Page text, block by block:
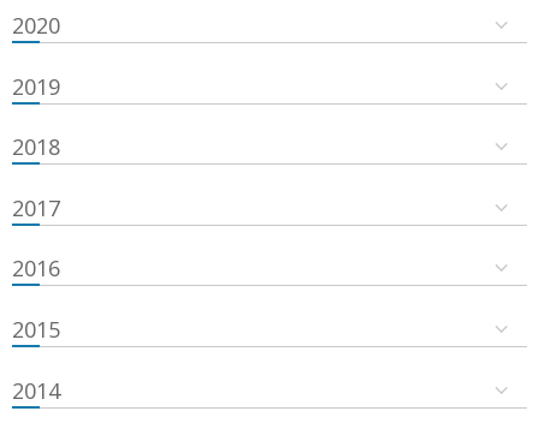
2020
2019
2018
2017
2016
2015
2014